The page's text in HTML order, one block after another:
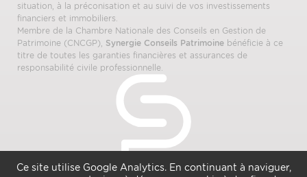
Ce site utilise Google Analytics. En continuant à naviguer,
situation, à la préconisation et au suivi de vos investissements
financiers et immobiliers.
Membre de la Chambre Nationale des Conseils en Gestion de
Patrimoine (CNCGP), Synergie Conseils Patrimoine bénéficie à ce
titre de toutes les garanties financières et assurances de
responsabilité civile professionnelle.